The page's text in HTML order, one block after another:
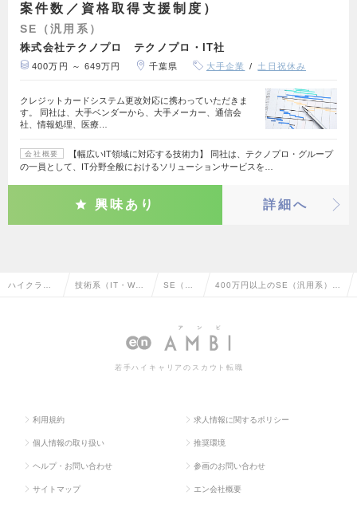
案件数／資格取得支援制度）
SE（汎用系）
株式会社テクノプロ テクノプロ・IT社
400万円 ～ 649万円 千葉県 大手企業 土日祝休み
クレジットカードシステム更改対応に携わっていただきま
す。 同社は、大手ベンダーから、大手メーカー、通信会
社、情報処理、医療…
会社概要
【幅広いIT領域に対応する技術力】 同社は、テクノプロ・グループ
の一員として、IT分野全般におけるソリューションサービスを…
興味あり 詳細へ
ハイクラス 技術系（IT・We SE（汎 400万円以上のSE（汎用系）の
若手ハイキャリアのスカウト転職
利用規約 求人情報に関するポリシー
個人情報の取り扱い 推奨環境
ヘルプ・お問い合わせ 参画のお問い合わせ
サイトマップ エン会社概要